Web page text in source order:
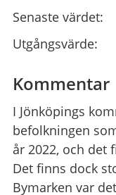
Senaste värdet:
Utgångsvärde:
Kommentar
I Jönköpings
befolkningen
år 2022, och det
Det finns dock
Bymarken var